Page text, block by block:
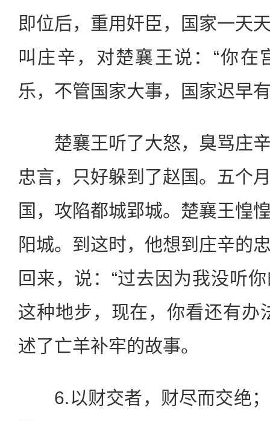
即位后，重用奸臣，国家一天
叫庄辛，对楚襄王说：“你在
乐，不管国家大事，国家迟早
楚襄王听了大怒，臭骂庄辛
忠言，只好躲到了赵国。五个
国，攻陷都城郢城。楚襄王惶
阳城。到这时，他想到庄辛的
回来，说：“过去因为我没听
这种地步，现在，你看还有办
述了亡羊补牢的故事。
6.以财交者，财尽而交绝；